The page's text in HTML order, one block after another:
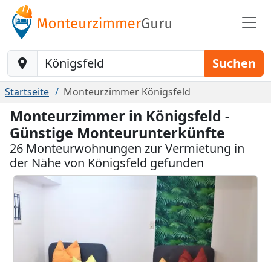
Baustelle-Location Suchen
Startseite Monteurzimmer Königsfeld
Monteurzimmer in Königsfeld -
Günstige Monteurunterkünfte
26 Monteurwohnungen zur Vermietung in
der Nähe von Königsfeld gefunden